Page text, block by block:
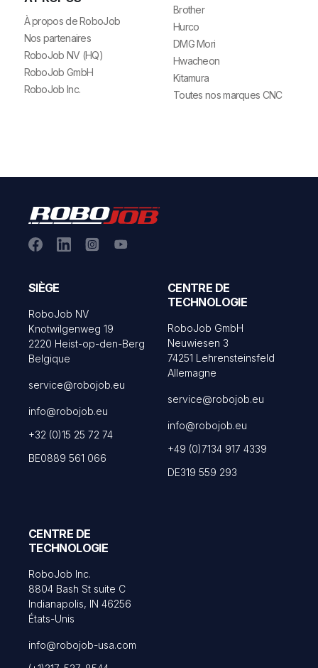
À propos de RoboJob
Nos partenaires
RoboJob NV (HQ)
RoboJob GmbH
RoboJob Inc.
Brother
Hurco
DMG Mori
Hwacheon
Kitamura
Toutes nos marques CNC
SIÈGE
RoboJob NV
Knotwilgenweg 19
2220 Heist-op-den-Berg
Belgique
service@robojob.eu
info@robojob.eu
+32 (0)15 25 72 74
BE0889 561 066
CENTRE DE
TECHNOLOGIE
RoboJob GmbH
Neuwiesen 3
74251 Lehrensteinsfeld
Allemagne
service@robojob.eu
info@robojob.eu
+49 (0)7134 917 4339
DE319 559 293
CENTRE DE
TECHNOLOGIE
RoboJob Inc.
8804 Bash St suite C
Indianapolis, IN 46256
États-Unis
info@robojob-usa.com